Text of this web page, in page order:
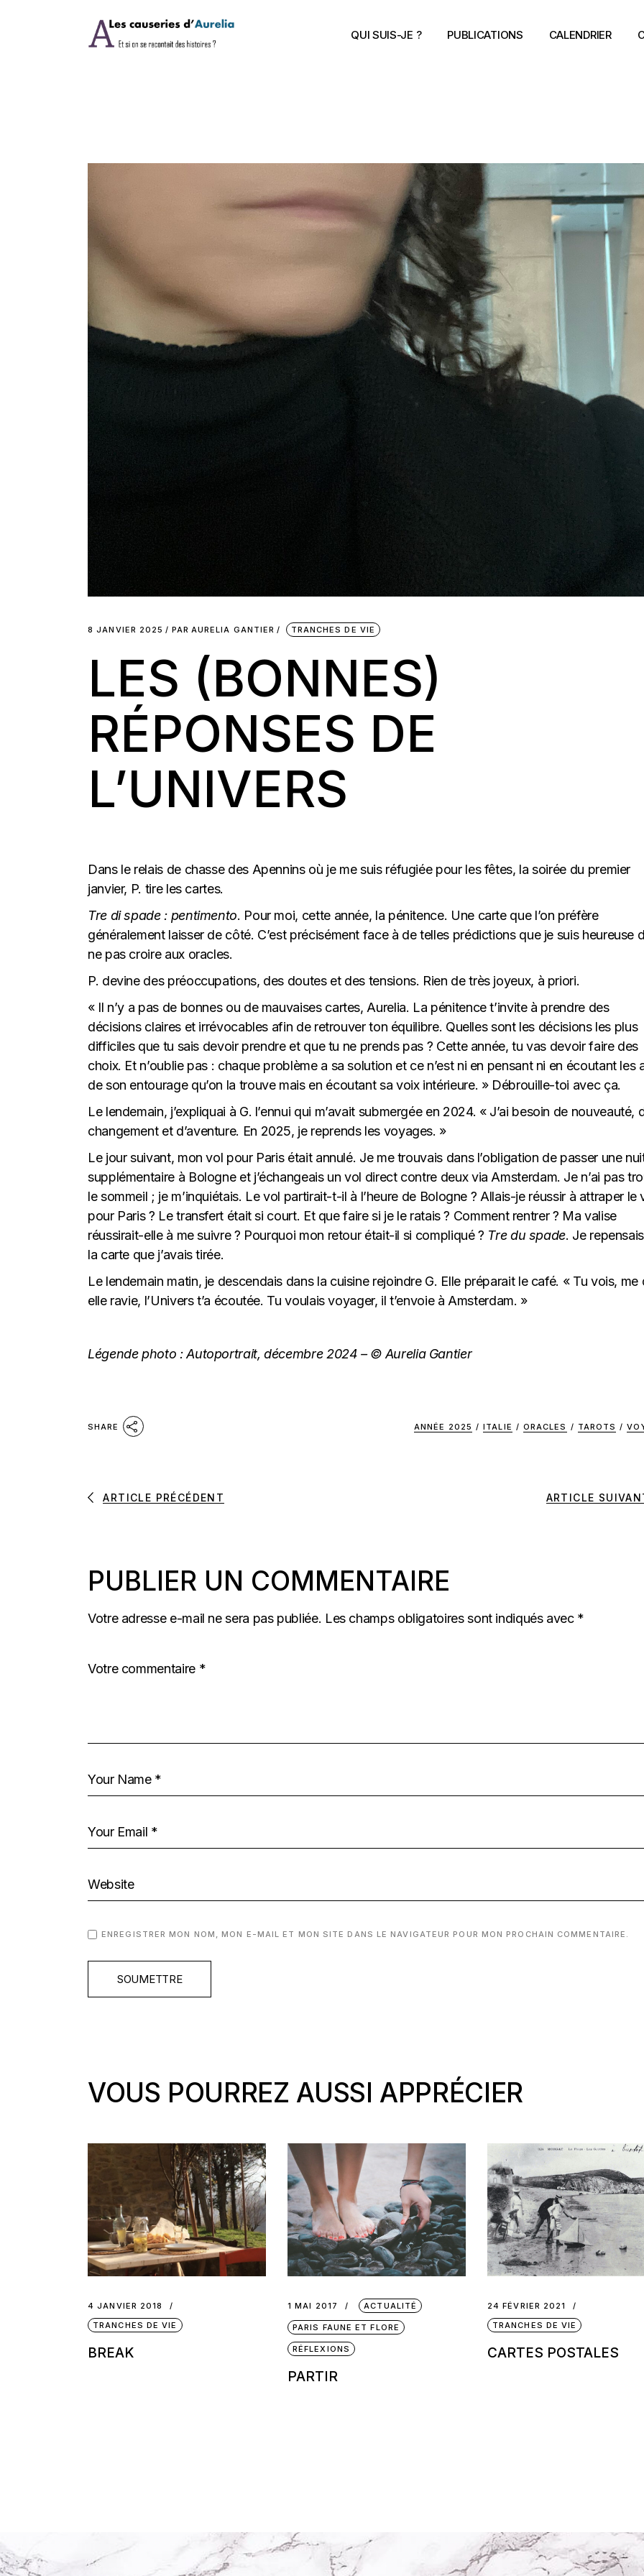
QUI SUIS-JE ? PUBLICATIONS CALENDRIER
8 JANVIER 2025 PAR AURELIA GANTIER TRANCHES DE VIE
LES (BONNES)
RÉPONSES DE
L’UNIVERS
Dans le relais de chasse des Apennins où je me suis réfugiée pour les fêtes, la soirée du premier
janvier, P. tire les cartes.
Tre di spade : pentimento. Pour moi, cette année, la pénitence. Une carte que l’on préfère
généralement laisser de côté. C’est précisément face à de telles prédictions que je suis heureuse
ne pas croire aux oracles.
P. devine des préoccupations, des doutes et des tensions. Rien de très joyeux, à priori.
« Il n’y a pas de bonnes ou de mauvaises cartes, Aurelia. La pénitence t’invite à prendre des
décisions claires et irrévocables afin de retrouver ton équilibre. Quelles sont les décisions les plus
difficiles que tu sais devoir prendre et que tu ne prends pas ? Cette année, tu vas devoir faire des
choix. Et n’oublie pas : chaque problème a sa solution et ce n’est ni en pensant ni en écoutant les
de son entourage qu’on la trouve mais en écoutant sa voix intérieure. » Débrouille-toi avec ça.
Le lendemain, j’expliquai à G. l’ennui qui m’avait submergée en 2024. « J’ai besoin de nouveauté,
changement et d’aventure. En 2025, je reprends les voyages. »
Le jour suivant, mon vol pour Paris était annulé. Je me trouvais dans l’obligation de passer une
supplémentaire à Bologne et j’échangeais un vol direct contre deux via Amsterdam. Je n’ai pas
le sommeil ; je m’inquiétais. Le vol partirait-t-il à l’heure de Bologne ? Allais-je réussir à attraper le
pour Paris ? Le transfert était si court. Et que faire si je le ratais ? Comment rentrer ? Ma valise
réussirait-elle à me suivre ? Pourquoi mon retour était-il si compliqué ? Tre du spade. Je
la carte que j’avais tirée.
Le lendemain matin, je descendais dans la cuisine rejoindre G. Elle préparait le café. « Tu vois, me
elle ravie, l’Univers t’a écoutée. Tu voulais voyager, il t’envoie à Amsterdam. »
Légende photo : Autoportrait, décembre 2024 – © Aurelia Gantier
SHARE ANNÉE 2025 / ITALIE / ORACLES / TAROTS /
ARTICLE PRÉCÉDENT ARTICLE
PUBLIER UN COMMENTAIRE
Votre adresse e-mail ne sera pas publiée. Les champs obligatoires sont indiqués avec *
ENREGISTRER MON NOM, MON E-MAIL ET MON SITE DANS LE NAVIGATEUR POUR MON PROCHAIN COMMENTAIRE.
SOUMETTRE
VOUS POURREZ AUSSI APPRÉCIER
4 JANVIER 2018
TRANCHES DE VIE
BREAK
1 MAI 2017 ACTUALITÉ
PARIS FAUNE ET FLORE
RÉFLEXIONS
PARTIR
24 FÉVRIER 2021
TRANCHES DE VIE
CARTES POSTALES